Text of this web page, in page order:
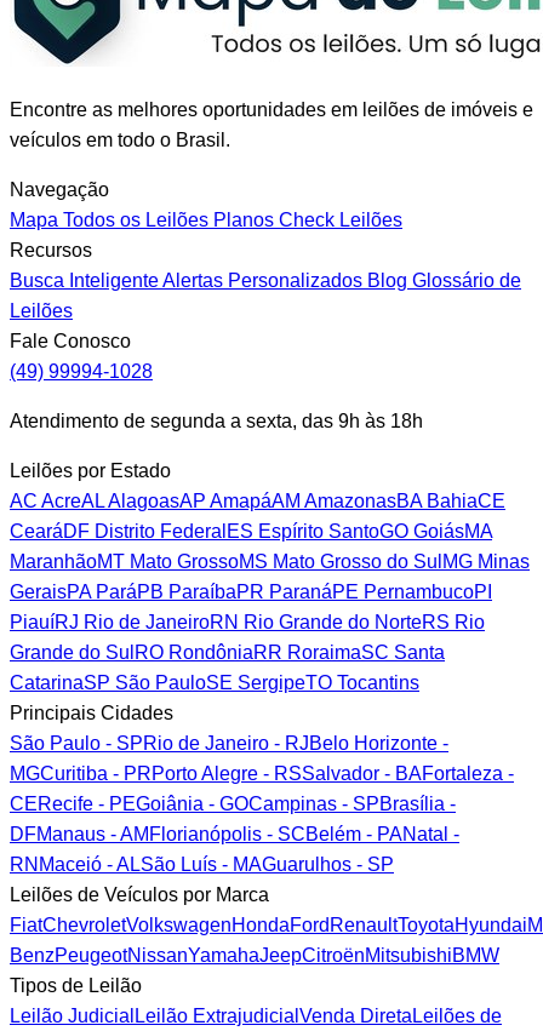
Encontre as melhores oportunidades em leilões de imóveis e
veículos em todo o Brasil.
Navegação
Mapa Todos os Leilões Planos Check Leilões
Recursos
Busca InteligenteAlertas Personalizados Blog Glossário de
Leilões
Fale Conosco
(49) 99994-1028
Atendimento de segunda a sexta, das 9h às 18h
Leilões por Estado
AC AcreALAlagoasAP AmapáAM AmazonasBABahiaCE
CearáDF Distrito Federal ES Espírito SantoGO GoiásMA
MaranhãoMT Mato GrossoMS Mato Grosso do Sul MG Minas
GeraisPAParáPB ParaíbaPR ParanáPE PernambucoPI
PiauíRJ Rio de JaneiroRN Rio Grande do NorteRS Rio
Grande do Sul RO RondôniaRR RoraimaSC Santa
CatarinaSP São PauloSE SergipeTO Tocantins
Principais Cidades
São Paulo - SPRio de Janeiro - RJBelo Horizonte -
MGCuritiba - PRPorto Alegre - RSSalvador - BAFortaleza -
CERecife - PEGoiânia - GOCampinas - SPBrasília -
DFManaus - AM Florianópolis - SCBelém - PANatal -
RN Maceió - ALSão Luís - MAGuarulhos - SP
Leilões de Veículos por Marca
FiatChevroletVolkswagenHondaFord RenaultToyotaHyundai
BenzPeugeotNissanYamahaJeepCitroënMitsubishiBMW
Tipos de Leilão
Leilão Judicial Leilão Extrajudicial Venda Direta Leilões de